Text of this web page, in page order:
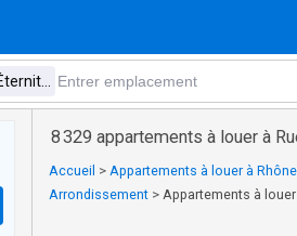
8 329 appartements à louer à
Accueil > Appartements à louer à
Arrondissement > Appartements à